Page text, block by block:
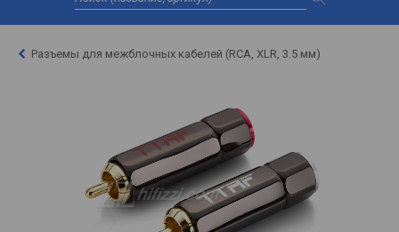
Разъемы для межблочных кабелей (RCA, XLR, 3.5 мм)